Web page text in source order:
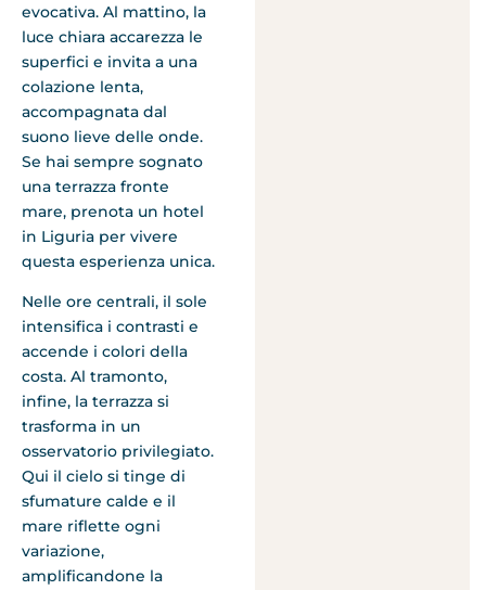
evocativa. Al mattino, la
luce chiara accarezza le
superfici e invita a una
colazione lenta,
accompagnata dal
suono lieve delle onde.
Se hai sempre sognato
una terrazza fronte
mare, prenota un hotel
in Liguria per vivere
questa esperienza unica.
Nelle ore centrali, il sole
intensifica i contrasti e
accende i colori della
costa. Al tramonto,
infine, la terrazza si
trasforma in un
osservatorio privilegiato.
Qui il cielo si tinge di
sfumature calde e il
mare riflette ogni
variazione,
amplificandone la